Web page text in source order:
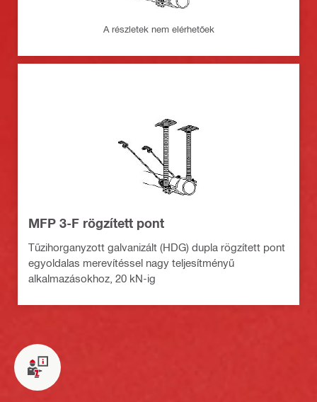
A részletek nem elérhetőek
MFP 3-F rögzített pont
Tűzihorganyzott galvanizált (HDG) dupla rögzített pont
egyoldalas merevítéssel nagy teljesítményű
alkalmazásokhoz, 20 kN-ig